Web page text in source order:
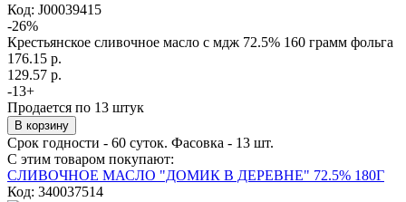
Код: J00039415
-26%
Крестьянское сливочное масло с мдж 72.5% 160 грамм фольга
176.15 р.
129.57 р.
-13+
Продается по 13 штук
Срок годности - 60 суток. Фасовка - 13 шт.
С этим товаром покупают:
СЛИВОЧНОЕ МАСЛО "ДОМИК В ДЕРЕВНЕ" 72.5% 180Г
Код: 340037514